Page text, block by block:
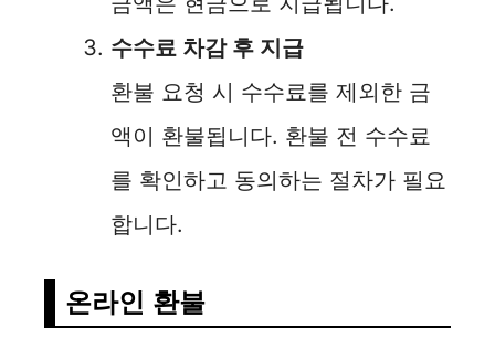
수수료 차감 후 지급
환불 요청 시 수수료를 제외한 금
액이 환불됩니다. 환불 전 수수료
를 확인하고 동의하는 절차가 필요
합니다.
온라인 환불